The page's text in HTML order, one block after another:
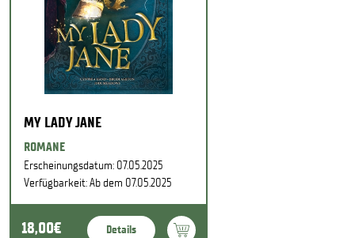
MY LADY JANE
ROMANE
Erscheinungsdatum: 07.05.2025
Verfügbarkeit: Ab dem 07.05.2025
18,00€ Details